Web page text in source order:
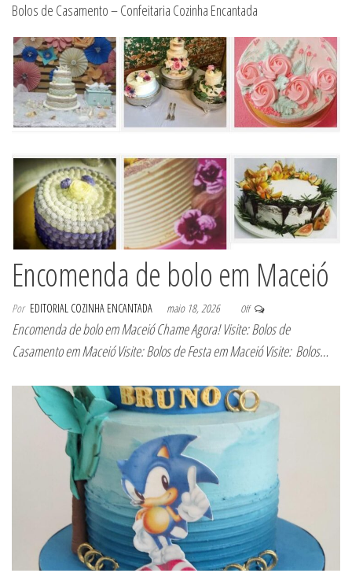
Bolos de Casamento – Confeitaria Cozinha Encantada
Encomenda de bolo em Maceió
Por EDITORIAL COZINHA ENCANTADA maio 18, 2026 Off
Encomenda de bolo em Maceió Chame Agora! Visite: Bolos de
Casamento em Maceió Visite: Bolos de Festa em Maceió Visite: Bolos…